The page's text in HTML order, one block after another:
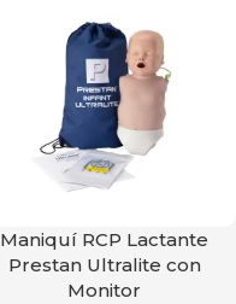
Maniquí RCP Lactante
Prestan Ultralite con
Monitor